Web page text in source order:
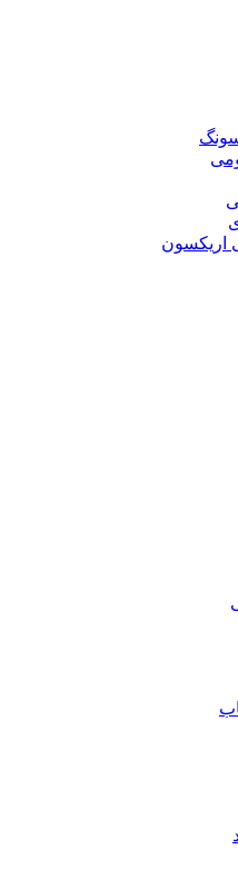
اریکسون